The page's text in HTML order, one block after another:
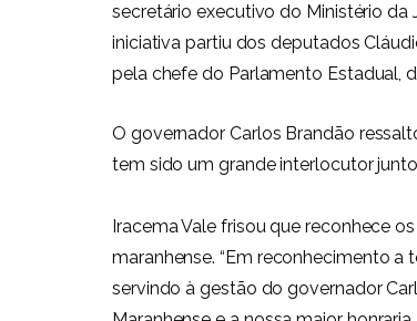
secretário executivo do Ministério da
iniciativa partiu dos deputados
pela chefe do Parlamento Estadual,
O governador Carlos Brandão
tem sido um grande interlocutor
Iracema Vale frisou que reconhece
maranhense. “Em reconhecimento
servindo à gestão do governador